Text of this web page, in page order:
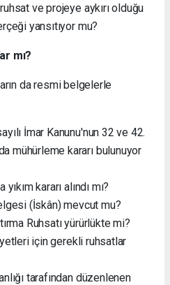
ve projeye aykırı olduğu
yansıtıyor mu?
mı?
da resmi belgelerle
İmar Kanunu'nun 32 ve 42.
mühürleme kararı bulunuyor
kararı alındı mı?
(İskân) mevcut mu?
Ruhsatı yürürlükte mi?
için gerekli ruhsatlar
tarafından düzenlenen